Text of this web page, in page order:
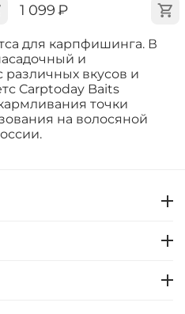
для карпфишинга. В
и
вкусов и
Carptoday Baits
точки
на волосяной
‍1 099‍₽